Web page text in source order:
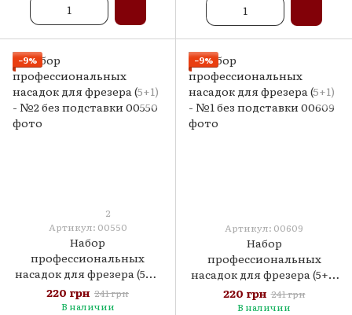
−9%
2
Артикул: 00550
Набор
профессиональных
насадок для фрезера (5+1)
- №2 без подставки
220 грн 241 грн
В наличии
−9%
Артикул: 00609
Набор
профессиональных
насадок для фрезера (5+1)
- №1 без подставки
220 грн 241 грн
В наличии